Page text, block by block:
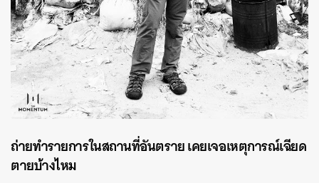
ถ่ายทำรายการในสถานที่อันตราย เคยเจอเหตุการณ์เฉียด
ตายบ้างไหม